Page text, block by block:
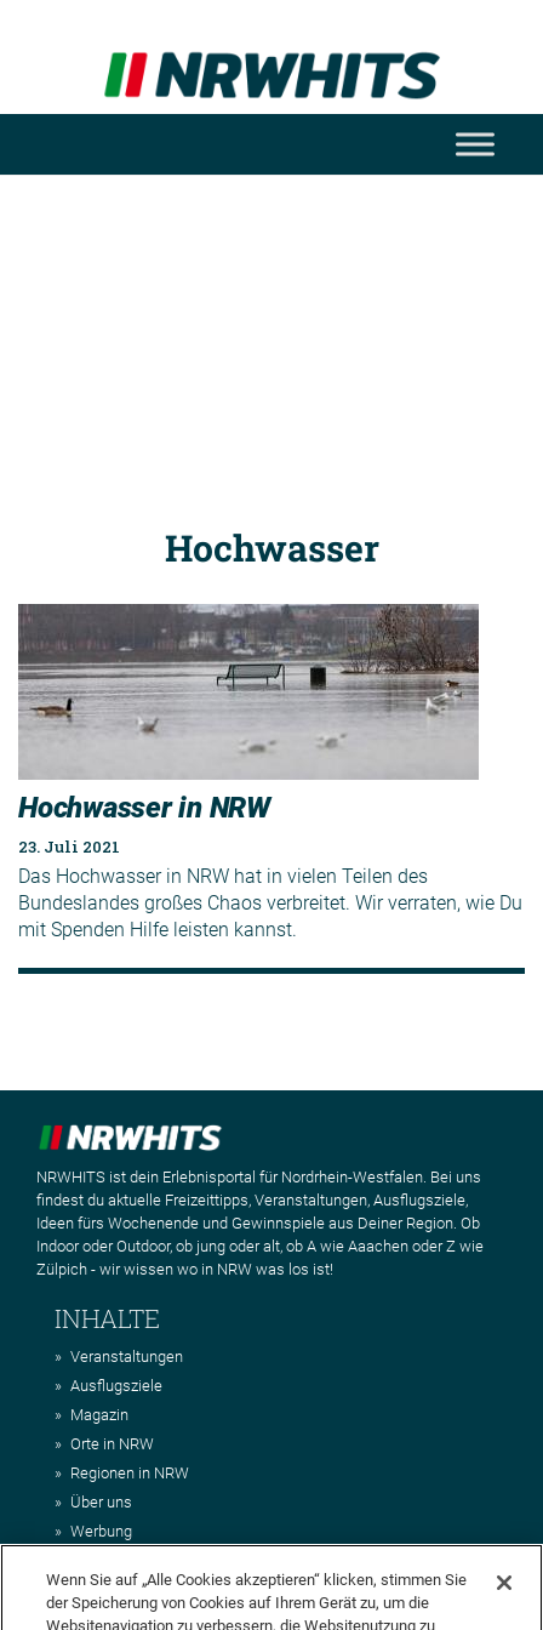
Hochwasser
Hochwasser in NRW
23. Juli 2021
Das Hochwasser in NRW hat in vielen Teilen des
Bundeslandes großes Chaos verbreitet. Wir verraten, wie Du
mit Spenden Hilfe leisten kannst.
NRWHITS ist dein Erlebnisportal für Nordrhein-Westfalen. Bei uns
findest du aktuelle Freizeittipps, Veranstaltungen, Ausflugsziele,
Ideen fürs Wochenende und Gewinnspiele aus Deiner Region. Ob
Indoor oder Outdoor, ob jung oder alt, ob A wie Aaachen oder Z wie
Zülpich - wir wissen wo in NRW was los ist!
INHALTE
Veranstaltungen
Ausflugsziele
Magazin
Orte in NRW
Regionen in NRW
Über uns
Werbung
Impressum
AGB
Wenn Sie auf „Alle Cookies akzeptieren“ klicken, stimmen Sie
der Speicherung von Cookies auf Ihrem Gerät zu, um die
Websitenavigation zu verbessern, die Websitenutzung zu